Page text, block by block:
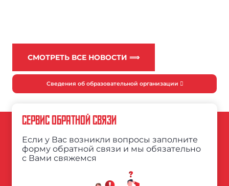
СМОТРЕТЬ ВСЕ НОВОСТИ ⟹
Сведения об образовательной организации
СЕРВИС ОБРАТНОЙ СВЯЗИ
Если у Вас возникли вопросы заполните
форму обратной связи и мы обязательно
с Вами свяжемся